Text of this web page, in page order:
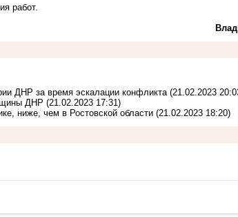
работ.
ДНР за время эскалации конфликта (21.02.2023
ДНР (21.02.2023 17:31)
ниже, чем в Ростовской области (21.02.2023 18:20)